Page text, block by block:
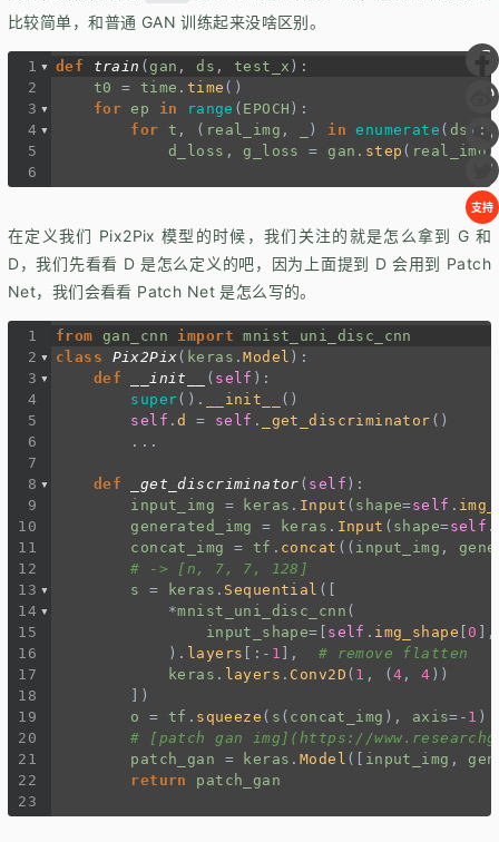
支持
比较简单，和普通 GAN 训练起来没啥区别。
1 def train (gan , ds , test_x ):
2
t0 = time . time ()
3
for ep in range ( EPOCH ):
4
for t , ( real_img , ) in enumerate ( ds ):
5
d_loss , g_loss = gan . step ( real_img )
6
在定义我们 Pix2Pix 模型的时候，我们关注的就是怎么拿到 G 和
D，我们先看看 D 是怎么定义的吧，因为上面提到 D 会用到 Patch
Net，我们会看看 Patch Net 是怎么写的。
1 from gan_cnn import
mnist_uni_disc_cnn
2
class Pix2Pix( keras .Model ):
3
def __init__ ( self ):
4
super(). __init__
()
5
self .d = self . _get_discriminator ()
6
...
7
8
def _get_discriminator ( self ):
9
input_img = keras . Input ( shape=self .
10
generated_img = keras . Input ( shape=self .
11
concat_img = tf . concat (( input_img ,
12
# -> [n, 7, 7, 128]
13
s = keras . Sequential ([
14
*mnist_uni_disc_cnn (
15
input_shape= self . img_shape [0
16
            ).
layers [: - 1 ], # remove flatten
17
keras . layers . Conv2D ( 1 , (4 , 4 ))
18
        ])
19
o = tf . squeeze ( s ( concat_img ), axis=- 1 )
20
# [patch gan img](https://
21
patch_gan = keras . Model ([ input_img ,
22
return
patch_gan
23